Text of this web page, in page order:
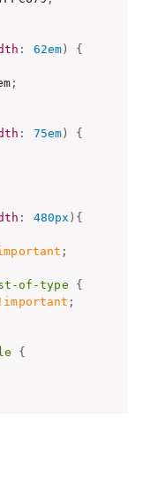
: 62em)
{
;
: 75em)
{
: 480px ) {
;
of-type
{
!important ;
{